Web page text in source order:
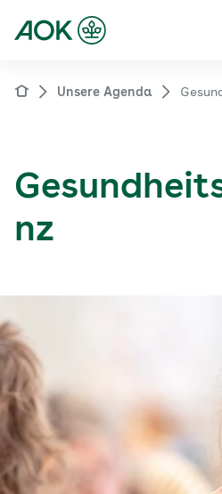
Unsere Agenda
nz